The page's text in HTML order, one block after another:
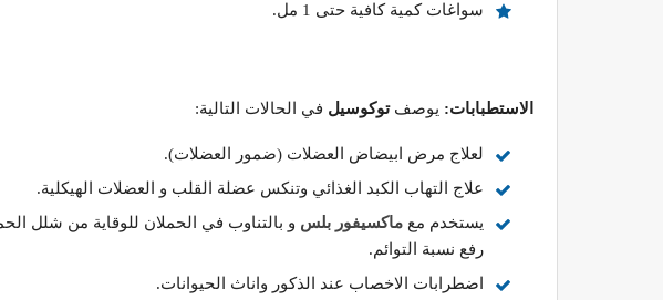
سواغات كمية كافية حتى 1 مل.
الاستطبابات: يوصفتوكوسيل في الحالات التالية:
لعلاج مرض ابيضاض العضلات (ضمور العضلات).
علاج التهاب الكبد الغذائي وتنكس عضلة القلب و العضلات الهيكلية.
يستخدم مع ماكسيفور بلس و بالتناوب في الحملان للوقاية من شلل
رفع نسبة التوائم.
اضطرابات الاخصاب عند الذكور واناث الحيوانات.